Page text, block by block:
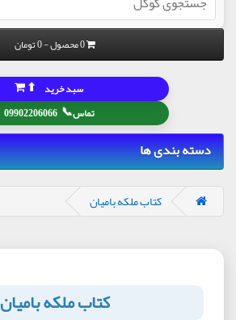
0 محصول - 0 تومان
تماس📞
09902206066
سبد خرید ⬆
دسته بندی ها
کتاب ملکه بامیان
کتاب ملکه بامیان